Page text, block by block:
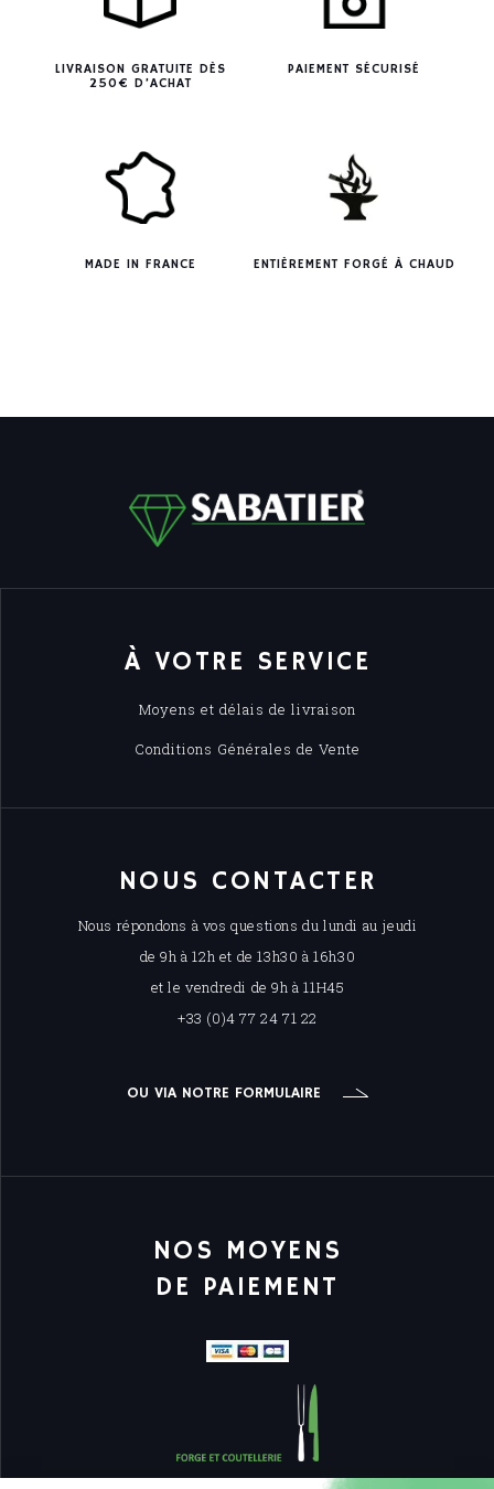
LIVRAISON GRATUITE DÈS
250€ D’ACHAT
PAIEMENT SÉCURISÉ
MADE IN FRANCE ENTIÈREMENT FORGÉ À CHAUD
À VOTRE SERVICE
Moyens et délais de livraison
Conditions Générales de Vente
NOUS CONTACTER
Nous répondons à vos questions du lundi au jeudi
de 9h à 12h et de 13h30 à 16h30
et le vendredi de 9h à 11H45
+33 (0)4 77 24 71 22
OU VIA NOTRE FORMULAIRE
NOS MOYENS
DE PAIEMENT